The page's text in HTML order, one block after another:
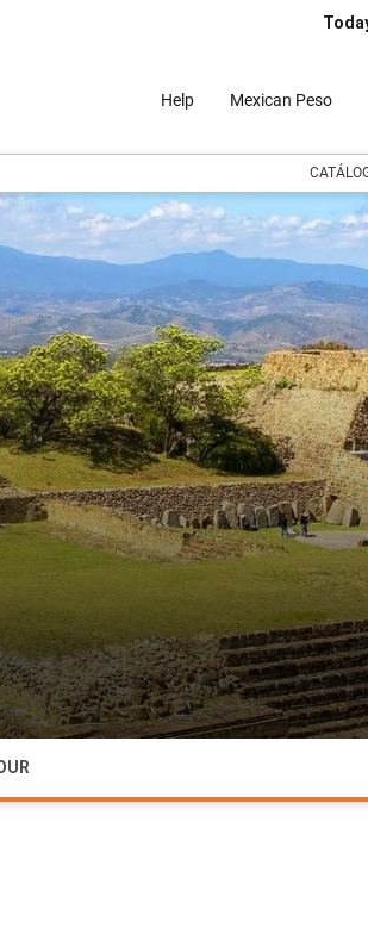
Help Mexican Peso